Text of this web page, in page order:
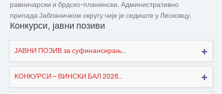
равничарски и брдско-планински. Административно
припада Јабланичком округу чије је седиште у Лесковцу.
Конкурси, јавни позиви
ЈАВНИ ПОЗИВ за суфинансирањ...
КОНКУРСИ – ВИНСКИ БАЛ 2026...